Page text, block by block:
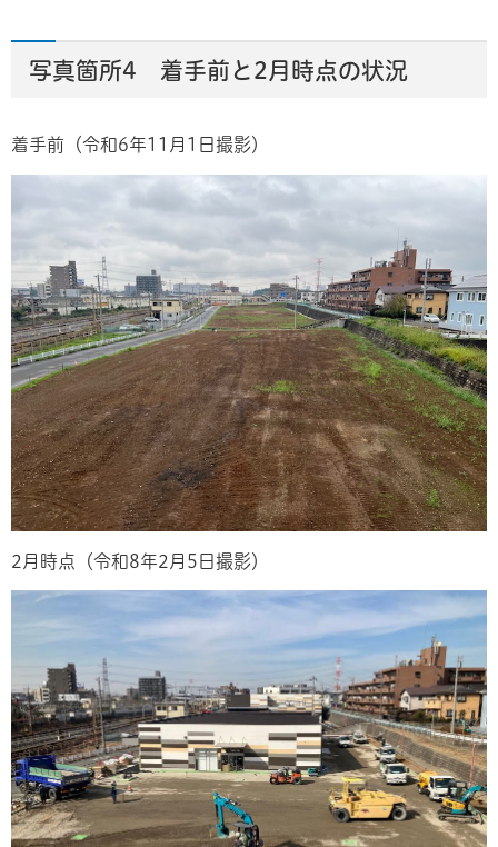
写真箇所4 着手前と2月時点の状況
着手前（令和6年11月1日撮影）
2月時点（令和8年2月5日撮影）